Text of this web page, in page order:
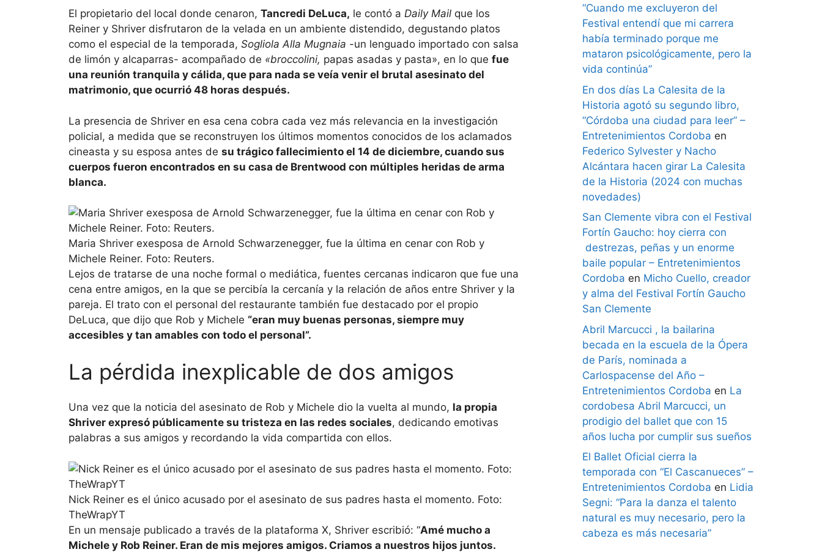
El propietario del local donde cenaron, Tancredi DeLuca, le contó a Daily Mail que los
Reiner y Shriver disfrutaron de la velada en un ambiente distendido, degustando platos
como el especial de la temporada, Sogliola Alla Mugnaia -un lenguado importado con salsa
de limón y alcaparras- acompañado de «broccolini, papas asadas y pasta», en lo que fue
una reunión tranquila y cálida, que para nada se veía venir el brutal asesinato del
matrimonio, que ocurrió 48 horas después.
La presencia de Shriver en esa cena cobra cada vez más relevancia en la investigación
policial, a medida que se reconstruyen los últimos momentos conocidos de los aclamados
cineasta y su esposa antes de su trágico fallecimiento el 14 de diciembre, cuando sus
cuerpos fueron encontrados en su casa de Brentwood con múltiples heridas de arma
blanca.
Maria Shriver exesposa de Arnold Schwarzenegger, fue la última en cenar con Rob y
Michele Reiner. Foto: Reuters.
Lejos de tratarse de una noche formal o mediática, fuentes cercanas indicaron que fue una
cena entre amigos, en la que se percibía la cercanía y la relación de años entre Shriver y la
pareja. El trato con el personal del restaurante también fue destacado por el propio
DeLuca, que dijo que Rob y Michele “eran muy buenas personas, siempre muy
accesibles y tan amables con todo el personal”.
La pérdida inexplicable de dos amigos
Una vez que la noticia del asesinato de Rob y Michele dio la vuelta al mundo, la propia
Shriver expresó públicamente su tristeza en las redes sociales, dedicando emotivas
palabras a sus amigos y recordando la vida compartida con ellos.
Nick Reiner es el único acusado por el asesinato de sus padres hasta el momento. Foto:
TheWrapYT
En un mensaje publicado a través de la plataforma X, Shriver escribió: “Amé mucho a
Michele y Rob Reiner. Eran de mis mejores amigos. Criamos a nuestros hijos juntos.
“Cuando me excluyeron del
Festival entendí que mi carrera
había terminado porque me
mataron psicológicamente, pero la
vida continúa”
En dos días La Calesita de la
Historia agotó su segundo libro,
“Córdoba una ciudad para leer” –
Entretenimientos Cordoba en
Federico Sylvester y Nacho
Alcántara hacen girar La Calesita
de la Historia (2024 con muchas
novedades)
San Clemente vibra con el Festival
Fortín Gaucho: hoy cierra con
destrezas, peñas y un enorme
baile popular – Entretenimientos
Cordoba en Micho Cuello, creador
y alma del Festival Fortín Gaucho
San Clemente
Abril Marcucci , la bailarina
becada en la escuela de la Ópera
de París, nominada a
Carlospacense del Año –
Entretenimientos Cordoba en La
cordobesa Abril Marcucci, un
prodigio del ballet que con 15
años lucha por cumplir sus sueños
El Ballet Oficial cierra la
temporada con “El Cascanueces” –
Entretenimientos Cordoba en Lidia
Segni: “Para la danza el talento
natural es muy necesario, pero la
cabeza es más necesaria”